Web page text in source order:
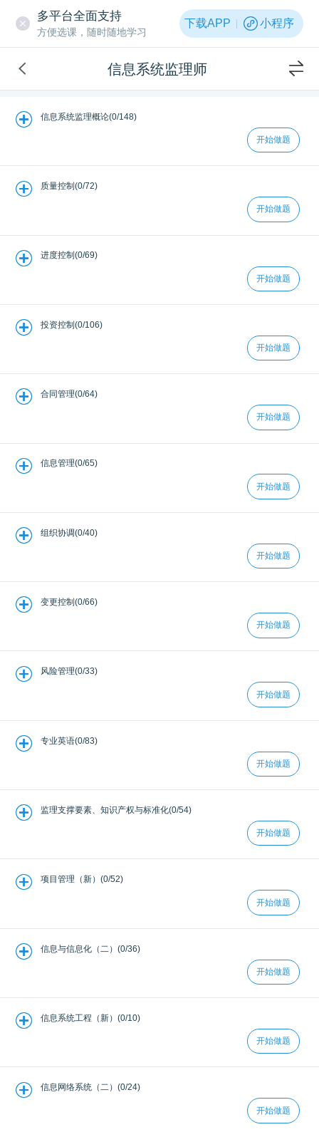
多平台全面支持
方便选课，随时随地学习
下载APP 小程序
信息系统监理师
信息系统监理概论(0/148)
开始做题
质量控制(0/72)
开始做题
进度控制(0/69)
开始做题
投资控制(0/106)
开始做题
合同管理(0/64)
开始做题
信息管理(0/65)
开始做题
组织协调(0/40)
开始做题
变更控制(0/66)
开始做题
风险管理(0/33)
开始做题
专业英语(0/83)
开始做题
监理支撑要素、知识产权与标准化(0/54)
开始做题
项目管理（新）(0/52)
开始做题
信息与信息化（二）(0/36)
开始做题
信息系统工程（新）(0/10)
开始做题
信息网络系统（二）(0/24)
开始做题